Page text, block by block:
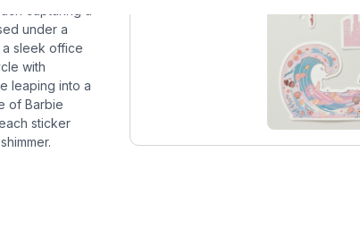
under a
a sleek office
with
leaping into a
of Barbie
sticker